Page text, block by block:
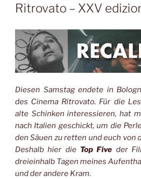
Ritrovato – XXV
Diesen Samstag endete in
des Cinema Ritrovato. Für die
alte Schinken interessieren, hat
nach Italien geschickt, um die
den Säuen zu retten und euch von
Deshalb hier die Top Five der
dreieinhalb Tagen meines
und der andere Kram.